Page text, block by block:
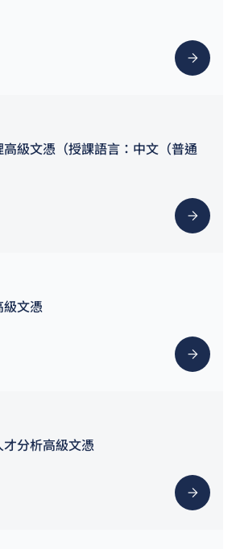
級文憑（授課語言：中文（普通
級文憑
分析高級文憑